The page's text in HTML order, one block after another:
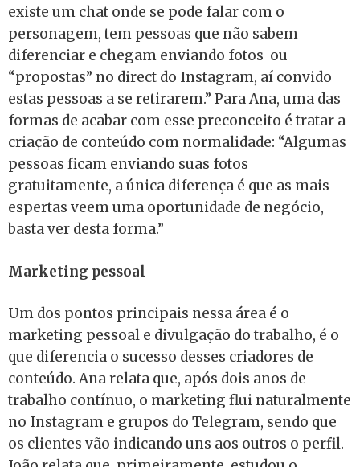
existe um chat onde se pode falar com o
personagem, tem pessoas que não sabem
diferenciar e chegam enviando fotos ou
“propostas” no direct do Instagram, aí convido
estas pessoas a se retirarem.” Para Ana, uma das
formas de acabar com esse preconceito é tratar a
criação de conteúdo com normalidade: “Algumas
pessoas ficam enviando suas fotos
gratuitamente, a única diferença é que as mais
espertas veem uma oportunidade de negócio,
basta ver desta forma.”
Marketing pessoal
Um dos pontos principais nessa área é o
marketing pessoal e divulgação do trabalho, é o
que diferencia o sucesso desses criadores de
conteúdo. Ana relata que, após dois anos de
trabalho contínuo, o marketing flui naturalmente
no Instagram e grupos do Telegram, sendo que
os clientes vão indicando uns aos outros o perfil.